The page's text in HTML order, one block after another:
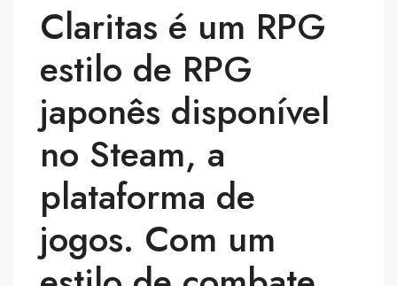
Claritas é um RPG
estilo de RPG
japonês disponível
no Steam, a
plataforma de
jogos. Com um